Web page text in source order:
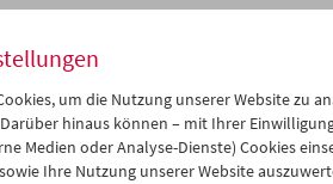
Jul 2017 >>
Mi Do Fr Sa So
28 29 30 01
02
um die Nutzung unserer Website zu
hinaus können – mit Ihrer
Medien oder Analyse-Dienste) Cookies
Ihre Nutzung unserer Website